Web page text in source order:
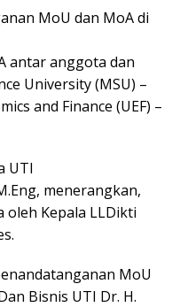
MoU dan MoA di
antar anggota dan
University (MSU) –
and Finance (UEF) –
UTI
menerangkan,
oleh Kepala LLDikti
MoU
Bisnis UTI Dr. H.